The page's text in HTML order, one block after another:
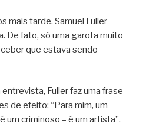
mais tarde, Samuel Fuller
De fato, só uma garota muito
que estava sendo
Fuller faz uma frase
de efeito: “Para mim, um
um criminoso – é um artista”.